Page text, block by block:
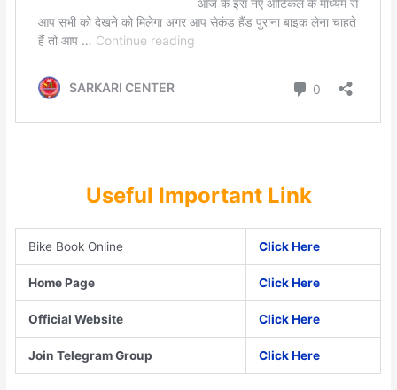
Useful Important Link
Bike Book Online Click Here
Home Page Click Here
Official Website Click Here
Join Telegram Group Click Here